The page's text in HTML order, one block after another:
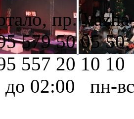
пр.
579 50 05 50,
557 20 10 10
до 02:00 пн-вс